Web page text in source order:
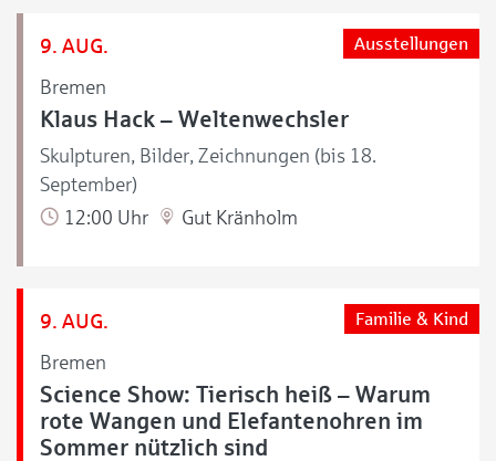
9. AUG.
Bremen
Ausstellungen
Klaus Hack – Weltenwechsler
Skulpturen, Bilder, Zeichnungen (bis 18.
September)
12:00 Uhr
Gut Kränholm
9. AUG.
Bremen
Familie & Kind
Science Show: Tierisch heiß – Warum
rote Wangen und Elefantenohren im
Sommer nützlich sind